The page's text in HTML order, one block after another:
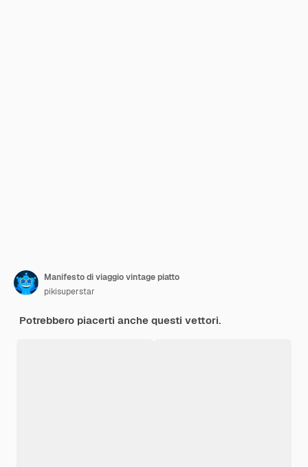
Manifesto di viaggio vintage piatto
pikisuperstar
Potrebbero piacerti anche questi vettori.